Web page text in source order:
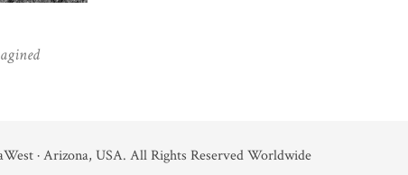
· Arizona, USA. All Rights Reserved Worldwide